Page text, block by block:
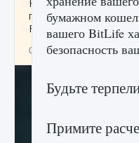
Как исправить
пользовательского
Force Hawk Ops
9 августа 2024
бумажном
вашего BitLife
безопасность
Будьте
Примите